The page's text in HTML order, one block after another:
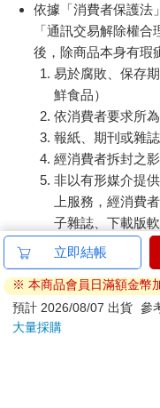
依據「消費者保護法
「通訊交易解除權
後，除商品本身有瑕
易於腐敗、保存
鮮食品）
依消費者要求所
報紙、期刊或雜
經消費者拆封之
非以有形媒介提
上服務，經消費
子雜誌、下載版
已拆封之個人衛
刀…等）
若非上列種類商品，
日）。
辦理退換貨時，商品
立即結帳
※ 本商品會員日滿額金幣
預計 2026/08/07 出貨 參
大量採購